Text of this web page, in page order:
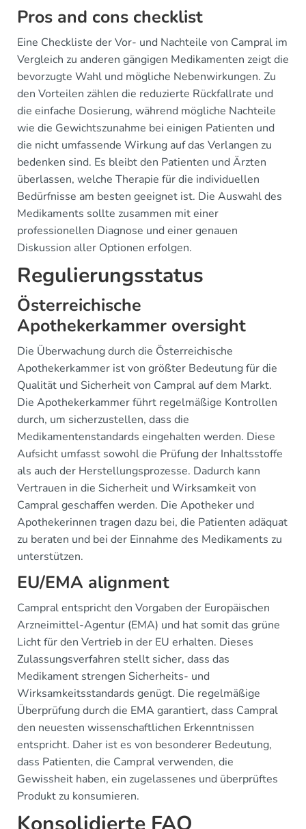
Pros and cons checklist
Eine Checkliste der Vor- und Nachteile von Campral im
Vergleich zu anderen gängigen Medikamenten zeigt die
bevorzugte Wahl und mögliche Nebenwirkungen. Zu
den Vorteilen zählen die reduzierte Rückfallrate und
die einfache Dosierung, während mögliche Nachteile
wie die Gewichtszunahme bei einigen Patienten und
die nicht umfassende Wirkung auf das Verlangen zu
bedenken sind. Es bleibt den Patienten und Ärzten
überlassen, welche Therapie für die individuellen
Bedürfnisse am besten geeignet ist. Die Auswahl des
Medikaments sollte zusammen mit einer
professionellen Diagnose und einer genauen
Diskussion aller Optionen erfolgen.
Regulierungsstatus
Österreichische
Apothekerkammer oversight
Die Überwachung durch die Österreichische
Apothekerkammer ist von größter Bedeutung für die
Qualität und Sicherheit von Campral auf dem Markt.
Die Apothekerkammer führt regelmäßige Kontrollen
durch, um sicherzustellen, dass die
Medikamentenstandards eingehalten werden. Diese
Aufsicht umfasst sowohl die Prüfung der Inhaltsstoffe
als auch der Herstellungsprozesse. Dadurch kann
Vertrauen in die Sicherheit und Wirksamkeit von
Campral geschaffen werden. Die Apotheker und
Apothekerinnen tragen dazu bei, die Patienten adäquat
zu beraten und bei der Einnahme des Medikaments zu
unterstützen.
EU/EMA alignment
Campral entspricht den Vorgaben der Europäischen
Arzneimittel-Agentur (EMA) und hat somit das grüne
Licht für den Vertrieb in der EU erhalten. Dieses
Zulassungsverfahren stellt sicher, dass das
Medikament strengen Sicherheits- und
Wirksamkeitsstandards genügt. Die regelmäßige
Überprüfung durch die EMA garantiert, dass Campral
den neuesten wissenschaftlichen Erkenntnissen
entspricht. Daher ist es von besonderer Bedeutung,
dass Patienten, die Campral verwenden, die
Gewissheit haben, ein zugelassenes und überprüftes
Produkt zu konsumieren.